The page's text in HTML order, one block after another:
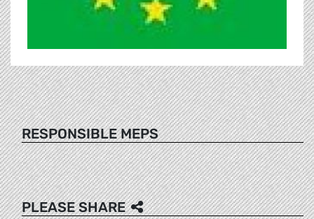
RESPONSIBLE MEPS
PLEASE SHARE